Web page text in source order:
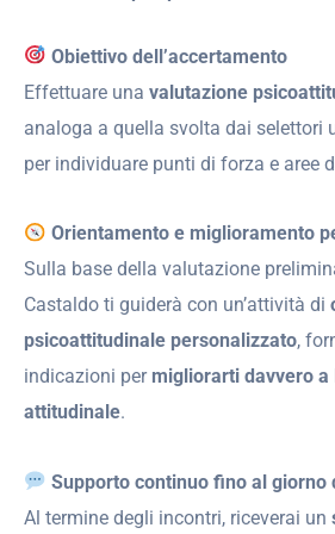
Obiettivo dell’accertamento
Effettuare una valutazione
analoga a quella svolta dai selettori
per individuare punti di forza e aree
Orientamento e miglioramento
Sulla base della valutazione
Castaldo ti guiderà con un’attività di
psicoattitudinale personalizzato,
indicazioni per migliorarti davvero
attitudinale.
Supporto continuo fino al giorno
Al termine degli incontri, riceverai un